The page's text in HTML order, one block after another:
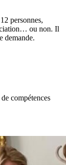
personnes,
ou non. Il
demande.
compétences